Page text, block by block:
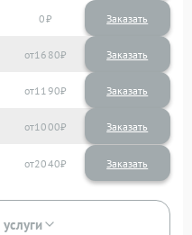
0 Заказать
1680
1190
1000
2040